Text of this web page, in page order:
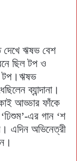
দেখে ঋষভ বেশ
ছিল টপ ও
টপ।ঋষভ
ব্যান্দানা।
আড্ডার ফাঁকে
এর গান ‘শ
এদিন অভিনেত্রী